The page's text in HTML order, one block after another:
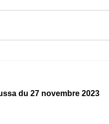
du 27 novembre 2023